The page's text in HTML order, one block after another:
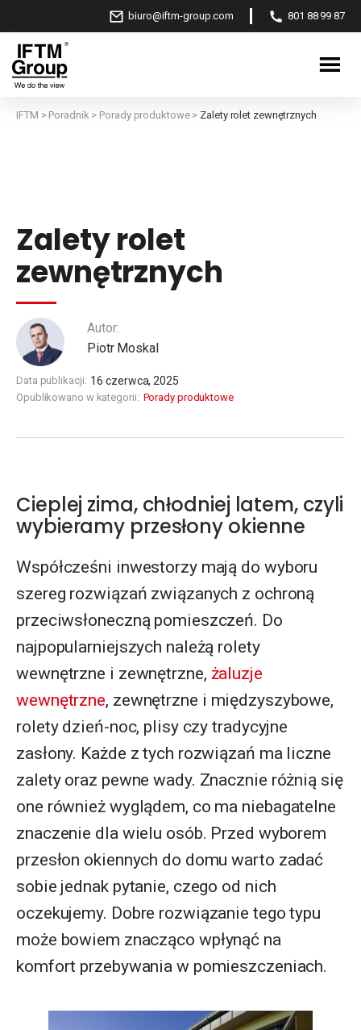
biuro@iftm-group.com 801 88 99 87
IFTM > Poradnik > Porady produktowe> Zalety rolet zewnętrznych
Zalety rolet
zewnętrznych
Autor:
Piotr Moskal
Data publikacji: 16 czerwca, 2025
Opublikowano w kategorii: Porady produktowe
Cieplej zima, chłodniej latem, czyli
wybieramy przesłony okienne
Współcześni inwestorzy mają do wyboru
szereg rozwiązań związanych z ochroną
przeciwsłoneczną pomieszczeń. Do
najpopularniejszych należą rolety
wewnętrzne i zewnętrzne, żaluzje
wewnętrzne, zewnętrzne i międzyszybowe,
rolety dzień-noc, plisy czy tradycyjne
zasłony. Każde z tych rozwiązań ma liczne
zalety oraz pewne wady. Znacznie różnią się
one również wyglądem, co ma niebagatelne
znaczenie dla wielu osób. Przed wyborem
przesłon okiennych do domu warto zadać
sobie jednak pytanie, czego od nich
oczekujemy. Dobre rozwiązanie tego typu
może bowiem znacząco wpłynąć na
komfort przebywania w pomieszczeniach.